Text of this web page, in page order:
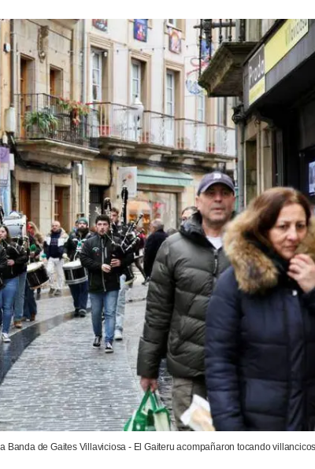
Banda de Gaites Villaviciosa - El Gaiteru acompañaron tocando